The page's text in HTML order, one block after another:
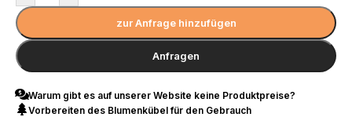
zur Anfrage hinzufügen
Anfragen
Warum gibt es auf unserer Website keine Produktpreise?
Vorbereiten des Blumenkübel für den Gebrauch